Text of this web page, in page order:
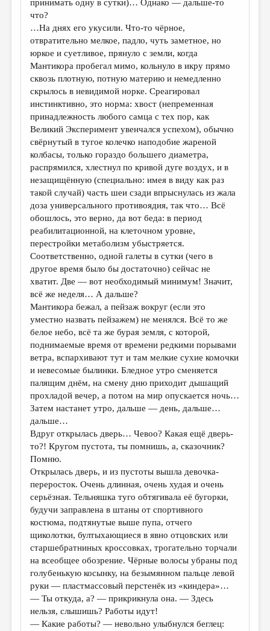
принимать одну в сутки)… Однако — дальше-то
что?
…На днях его укусили. Что-то чёрное,
отвратительно мелкое, падло, чуть заметное, но
юркое и суетливое, прянуло с земли, когда
Мантикора пробегал мимо, кольнуло в икру прямо
сквозь плотную, потную материю и немедленно
скрылось в невидимой норке. Среагировал
инстинктивно, это норма: хвост (непременная
принадлежность любого самца с тех пор, как
Великий Эксперимент увенчался успехом), обычно
свёрнутый в тугое колечко наподобие жареной
колбасы, только гораздо большего диаметра,
распрямился, хлестнул по кривой дуге воздух, и в
незащищённую (специально: имея в виду как раз
такой случай) часть шеи сзади впрыснулась из жала
доза универсального противоядия, так что… Всё
обошлось, это верно, да вот беда: в период
реабилитационной, на клеточном уровне,
перестройки метаболизм убыстряется.
Соответственно, одной галеты в сутки (чего в
другое время было бы достаточно) сейчас не
хватит. Две — вот необходимый минимум! Значит,
всё же неделя… А дальше?
Мантикора бежал, а пейзаж вокруг (если это
уместно назвать пейзажем) не менялся. Всё то же
белое небо, всё та же бурая земля, с которой,
поднимаемые время от времени редкими порывами
ветра, вспархивают тут и там мелкие сухие комочки
и невесомые былинки. Бледное утро сменяется
палящим днём, на смену дню приходит дышащий
прохладой вечер, а потом на мир опускается ночь…
Затем настанет утро, дальше — день, дальше…
дальше…
Вдруг открылась дверь… Чевоо? Какая ещё дверь-
то?! Кругом пустота, ты помнишь, а, сказочник?
Помню.
Открылась дверь, и из пустоты вышла девочка-
переросток. Очень длинная, очень худая и очень
серьёзная. Тельняшка туго обтягивала её бугорки,
будучи заправлена в штаны от спортивного
костюма, подтянутые выше пупа, отчего
щиколотки, бултыхающиеся в явно отцовских или
старшебратниных кроссовках, трогательно торчали
на всеобщее обозрение. Чёрные волосы убраны под
голубенькую косынку, на безымянном пальце левой
руки — пластмассовый перстенёк из «киндера»…
— Ты откуда, а? — прикрикнула она. — Здесь
нельзя, слышишь? Работы идут!
— Какие работы? — невольно улыбнулся беглец: